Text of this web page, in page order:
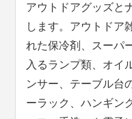
アウトドアグッズと
します。アウトドア
れた保冷剤、スーパ
入るランプ類、オイ
ンサー、テーブル台
ーラック、ハンギン